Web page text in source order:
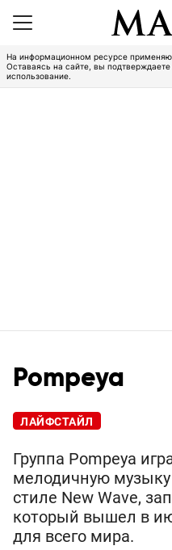
На информационном ресурсе
Оставаясь на сайте, вы подтверждаете
использование.
Pompeya
ЛАЙФСТАЙЛ
Группа Pompeya
мелодичную
стиле New Wave,
который вышел в
для всего мира.